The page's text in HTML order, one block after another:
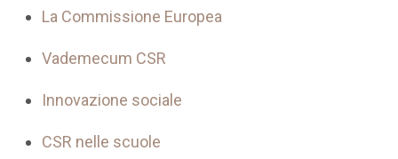
La Commissione Europea
Vademecum CSR
Innovazione sociale
CSR nelle scuole